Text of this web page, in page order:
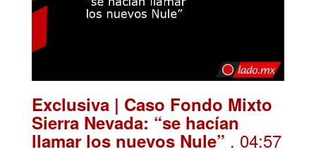
Exclusiva | Caso Fondo Mixto
Sierra Nevada: “se hacían
llamar los nuevos Nule” . 04:57